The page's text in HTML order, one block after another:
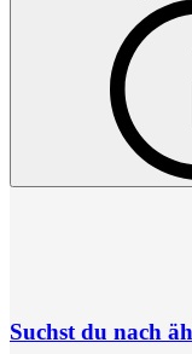
Suchst du nach